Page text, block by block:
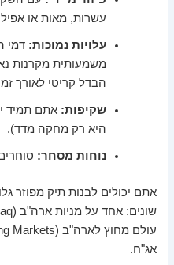
עשרות, מאות או
עלויות נמוכות: דמי
משמעותית מקרנות
הבדל קריטי לאורך
שקיפות: אתם תמיד
היא רק מחקה מדד).
נוחות מסחר:
אג"ח.